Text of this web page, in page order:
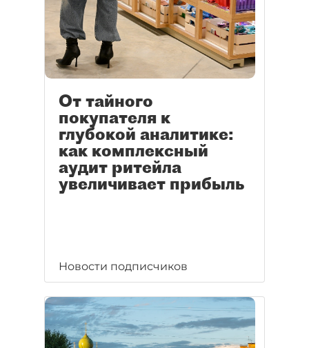
От тайного
покупателя к
глубокой аналитике:
как комплексный
аудит ритейла
увеличивает прибыль
Новости подписчиков